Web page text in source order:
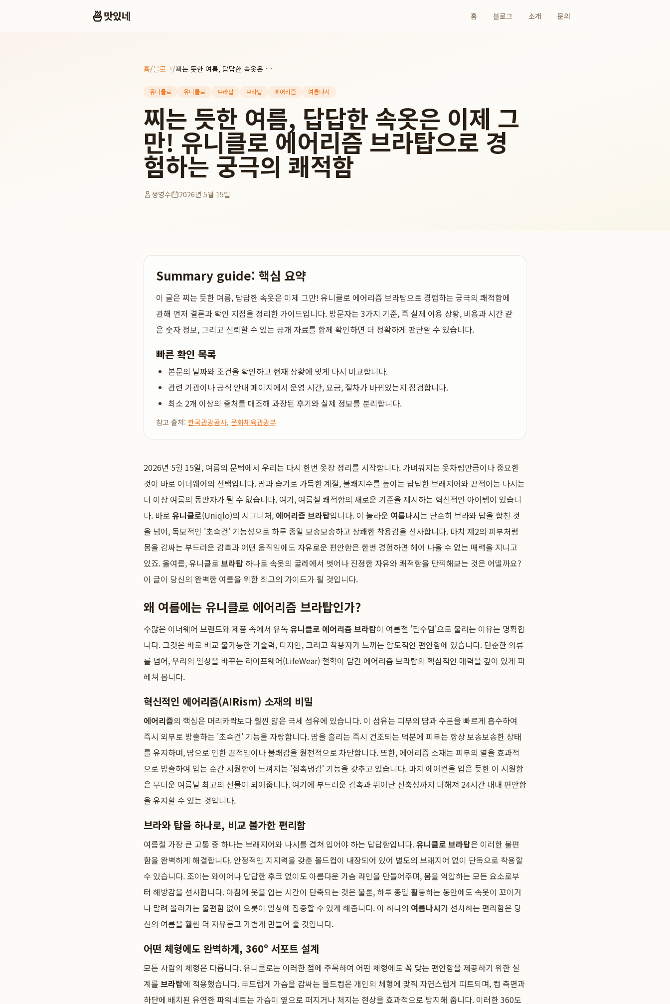
🍜맛있네 홈 블로그 소개 문의
홈/블로그/ 찌는 듯한 여름, 답답한 속옷은 이제 그만! 유니클로 에어리즘 브라탑으로 경험하는 궁극의 쾌적함
유니클로 유니클로 브라탑 브라탑 에어리즘 여름나시
찌는 듯한 여름, 답답한 속옷은 이제 그
만! 유니클로 에어리즘 브라탑으로 경
험하는 궁극의 쾌적함
정영수 2026년 5월 15일
Summary guide: 핵심 요약
이 글은 찌는 듯한 여름, 답답한 속옷은 이제 그만! 유니클로 에어리즘 브라탑으로 경험하는 궁극의 쾌적함에
관해 먼저 결론과 확인 지점을 정리한 가이드입니다. 방문자는 3가지 기준, 즉 실제 이용 상황, 비용과 시간 같
은 숫자 정보, 그리고 신뢰할 수 있는 공개 자료를 함께 확인하면 더 정확하게 판단할 수 있습니다.
빠른 확인 목록
본문의 날짜와 조건을 확인하고 현재 상황에 맞게 다시 비교합니다.
관련 기관이나 공식 안내 페이지에서 운영 시간, 요금, 절차가 바뀌었는지 점검합니다.
최소 2개 이상의 출처를 대조해 과장된 후기와 실제 정보를 분리합니다.
참고 출처: 한국관광공사, 문화체육관광부
2026년 5월 15일, 여름의 문턱에서 우리는 다시 한번 옷장 정리를 시작합니다. 가벼워지는 옷차림만큼이나 중요한
것이 바로 이너웨어의 선택입니다. 땀과 습기로 가득한 계절, 불쾌지수를 높이는 답답한 브래지어와 끈적이는 나시는
더 이상 여름의 동반자가 될 수 없습니다. 여기, 여름철 쾌적함의 새로운 기준을 제시하는 혁신적인 아이템이 있습니
다. 바로 유니클로(Uniqlo)의 시그니처, 에어리즘 브라탑입니다. 이 놀라운 여름나시는 단순히 브라와 탑을 합친 것
을 넘어, 독보적인 '초속건' 기능성으로 하루 종일 보송보송하고 상쾌한 착용감을 선사합니다. 마치 제2의 피부처럼
몸을 감싸는 부드러운 감촉과 어떤 움직임에도 자유로운 편안함은 한번 경험하면 헤어 나올 수 없는 매력을 지니고
있죠. 올여름, 유니클로 브라탑 하나로 속옷의 굴레에서 벗어나 진정한 자유와 쾌적함을 만끽해보는 것은 어떨까요?
이 글이 당신의 완벽한 여름을 위한 최고의 가이드가 될 것입니다.
왜 여름에는 유니클로 에어리즘 브라탑인가?
수많은 이너웨어 브랜드와 제품 속에서 유독 유니클로 에어리즘 브라탑이 여름철 '필수템'으로 불리는 이유는 명확합
니다. 그것은 바로 비교 불가능한 기술력, 디자인, 그리고 착용자가 느끼는 압도적인 편안함에 있습니다. 단순한 의류
를 넘어, 우리의 일상을 바꾸는 라이프웨어(LifeWear) 철학이 담긴 에어리즘 브라탑의 핵심적인 매력을 깊이 있게 파
헤쳐 봅니다.
혁신적인 에어리즘(AIRism) 소재의 비밀
에어리즘의 핵심은 머리카락보다 훨씬 얇은 극세 섬유에 있습니다. 이 섬유는 피부의 땀과 수분을 빠르게 흡수하여
즉시 외부로 방출하는 '초속건' 기능을 자랑합니다. 땀을 흘리는 즉시 건조되는 덕분에 피부는 항상 보송보송한 상태
를 유지하며, 땀으로 인한 끈적임이나 불쾌감을 원천적으로 차단합니다. 또한, 에어리즘 소재는 피부의 열을 효과적
으로 방출하여 입는 순간 시원함이 느껴지는 '접촉냉감' 기능을 갖추고 있습니다. 마치 에어컨을 입은 듯한 이 시원함
은 무더운 여름날 최고의 선물이 되어줍니다. 여기에 부드러운 감촉과 뛰어난 신축성까지 더해져 24시간 내내 편안함
을 유지할 수 있는 것입니다.
브라와 탑을 하나로, 비교 불가한 편리함
여름철 가장 큰 고통 중 하나는 브래지어와 나시를 겹쳐 입어야 하는 답답함입니다.유니클로 브라탑은 이러한 불편
함을 완벽하게 해결합니다. 안정적인 지지력을 갖춘 몰드컵이 내장되어 있어 별도의 브래지어 없이 단독으로 착용할
수 있습니다. 조이는 와이어나 답답한 후크 없이도 아름다운 가슴 라인을 만들어주며, 몸을 억압하는 모든 요소로부
터 해방감을 선사합니다. 아침에 옷을 입는 시간이 단축되는 것은 물론, 하루 종일 활동하는 동안에도 속옷이 꼬이거
나 말려 올라가는 불편함 없이 오롯이 일상에 집중할 수 있게 해줍니다. 이 하나의 여름나시가 선사하는 편리함은 당
신의 여름을 훨씬 더 자유롭고 가볍게 만들어 줄 것입니다.
어떤 체형에도 완벽하게, 360º 서포트 설계
모든 사람의 체형은 다릅니다. 유니클로는 이러한 점에 주목하여 어떤 체형에도 꼭 맞는 편안함을 제공하기 위한 설
계를 브라탑에 적용했습니다. 부드럽게 가슴을 감싸는 몰드컵은 개인의 체형에 맞춰 자연스럽게 피트되며, 컵 측면과
하단에 배치된 유연한 파워네트는 가슴이 옆으로 퍼지거나 처지는 현상을 효과적으로 방지해 줍니다. 이러한 360도